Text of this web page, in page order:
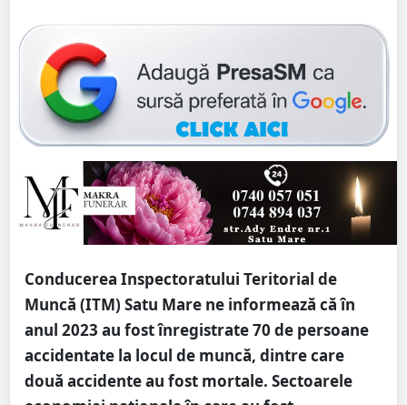
Conducerea Inspectoratului Teritorial de
Muncă (ITM) Satu Mare ne informează că în
anul 2023 au fost înregistrate 70 de persoane
accidentate la locul de muncă, dintre care
două accidente au fost mortale. Sectoarele